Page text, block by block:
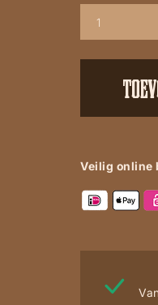
1935-
Veilig online